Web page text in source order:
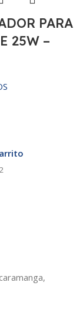
PARA
25W –